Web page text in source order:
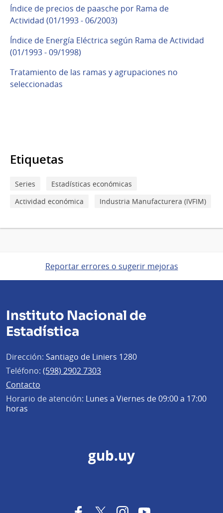
Índice de precios de paasche por Rama de
Actividad (01/1993 - 06/2003)
Índice de Energía Eléctrica según Rama de Actividad
(01/1993 - 09/1998)
Tratamiento de las ramas y agrupaciones no
seleccionadas
Etiquetas
Series
Estadísticas económicas
Actividad económica
Industria Manufacturera (IVFIM)
Reportar errores o sugerir mejoras
Instituto Nacional de
Estadística
Dirección: Santiago de Liniers 1280
Teléfono: (598) 2902 7303
Contacto
Horario de atención: Lunes a Viernes de 09:00 a 17:00
horas
gub.uy